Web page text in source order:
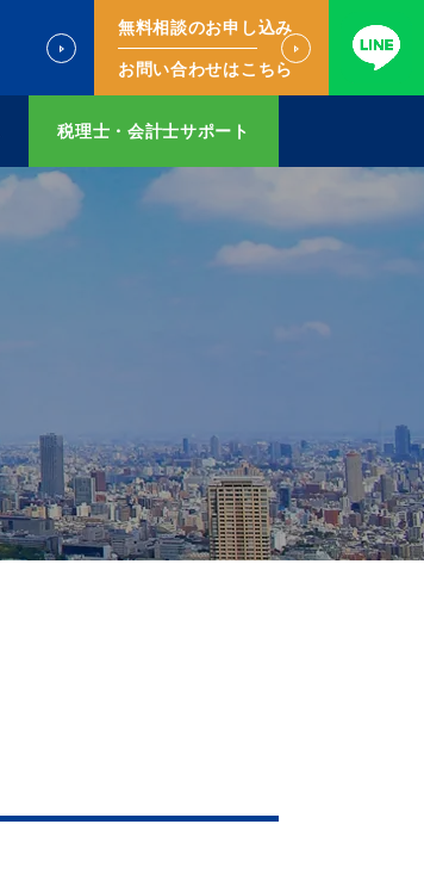
無料相談のお申し込み
お問い合わせはこちら
税理士・会計士サポート